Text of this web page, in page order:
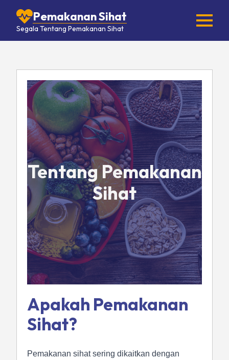
Pemakanan Sihat
Segala Tentang Pemakanan Sihat
Tentang Pemakanan
Sihat
Apakah Pemakanan
Sihat?
Pemakanan sihat sering dikaitkan dengan